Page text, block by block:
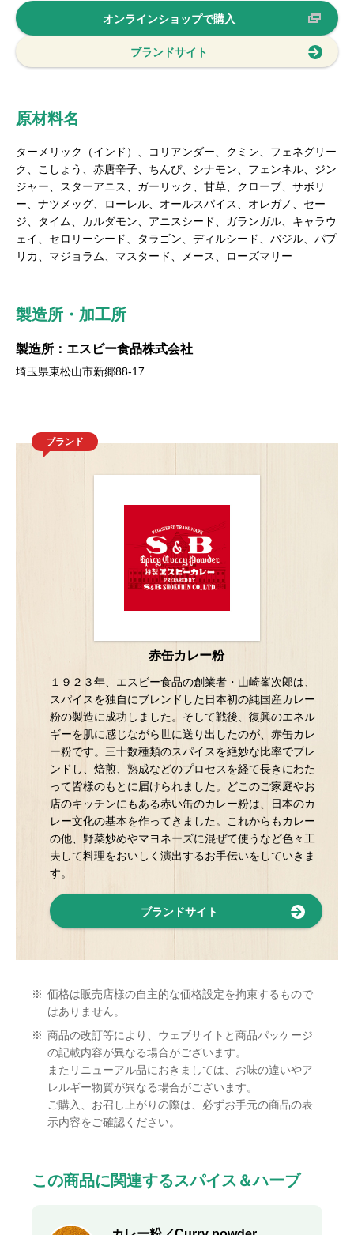
オンラインショップで購入
ブランドサイト
原材料名
ターメリック（インド）、コリアンダー、クミン、フェネグリー
ク、こしょう、赤唐辛子、ちんぴ、シナモン、フェンネル、ジン
ジャー、スターアニス、ガーリック、甘草、クローブ、サボリ
ー、ナツメッグ、ローレル、オールスパイス、オレガノ、セー
ジ、タイム、カルダモン、アニスシード、ガランガル、キャラウ
ェイ、セロリーシード、タラゴン、ディルシード、バジル、パプ
リカ、マジョラム、マスタード、メース、ローズマリー
製造所・加工所
製造所：エスビー食品株式会社
埼玉県東松山市新郷88-17
ブランド
赤缶カレー粉
１９２３年、エスビー食品の創業者・山崎峯次郎は、
スパイスを独自にブレンドした日本初の純国産カレー
粉の製造に成功しました。そして戦後、復興のエネル
ギーを肌に感じながら世に送り出したのが、赤缶カレ
ー粉です。三十数種類のスパイスを絶妙な比率でブレ
ンドし、焙煎、熟成などのプロセスを経て長きにわた
って皆様のもとに届けられました。どこのご家庭やお
店のキッチンにもある赤い缶のカレー粉は、日本のカ
レー文化の基本を作ってきました。これからもカレー
の他、野菜炒めやマヨネーズに混ぜて使うなど色々工
夫して料理をおいしく演出するお手伝いをしていきま
す。
ブランドサイト
※ 価格は販売店様の自主的な価格設定を拘束するもので
はありません。
※ 商品の改訂等により、ウェブサイトと商品パッケージ
の記載内容が異なる場合がございます。
またリニューアル品におきましては、お味の違いやア
レルギー物質が異なる場合がございます。
ご購入、お召し上がりの際は、必ずお手元の商品の表
示内容をご確認ください。
この商品に関連するスパイス＆ハーブ